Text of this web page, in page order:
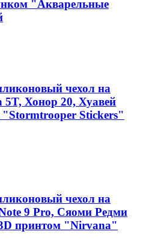
"Акварельные
чехол на
5T, Хонор 20, Хуавей
Stickers"
чехол на
9 Pro, Сяоми Редми
принтом "Nirvana"